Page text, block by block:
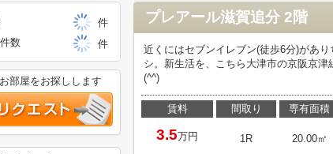
プレアール滋賀追分 2階
近くにはセブンイレブン(徒歩6分)があ
シ。新生活を、こちら大津市の京阪京
(^^)
賃料
3.5万円
間取り
1R
専有面積
20.00㎡
件
数
件
部屋をお探しします